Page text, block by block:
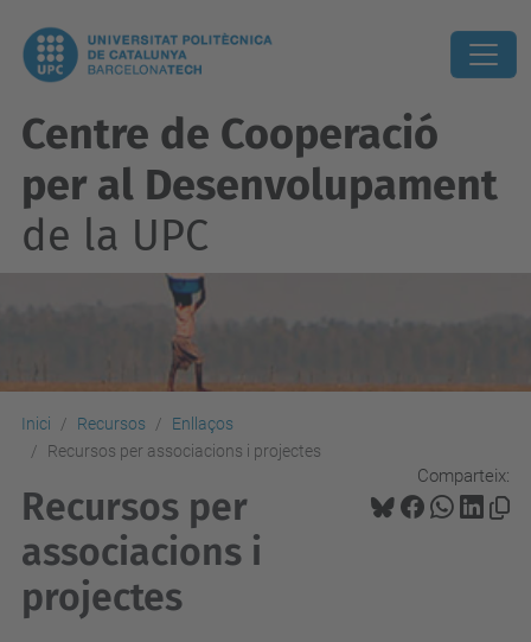
Centre de Cooperació
per al Desenvolupament
de la UPC
Inici Recursos
Enllaços
Recursos per associacions i projectes
Comparteix:
Recursos per
associacions i
projectes